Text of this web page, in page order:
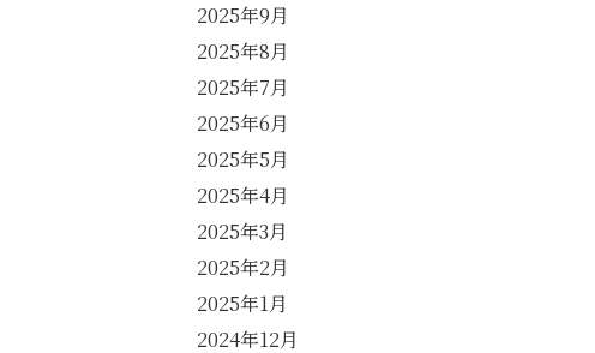
2025年9月
2025年8月
2025年7月
2025年6月
2025年5月
2025年4月
2025年3月
2025年2月
2025年1月
2024年12月